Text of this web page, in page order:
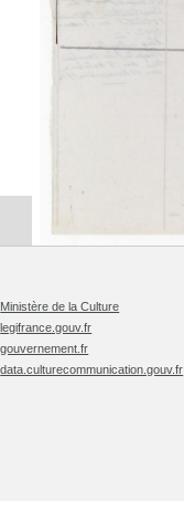
Ministère de la Culture
legifrance.gouv.fr
gouvernement.fr
data.culturecommunication.gouv.fr